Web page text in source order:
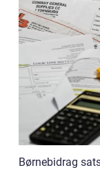
Børnebidrag